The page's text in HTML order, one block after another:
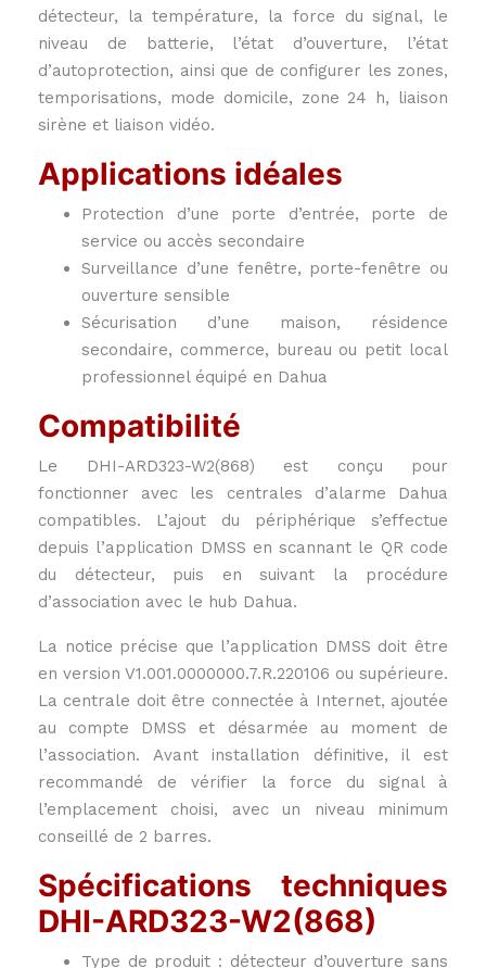
détecteur, la température, la force du signal, le
niveau de batterie, l’état d’ouverture, l’état
d’autoprotection, ainsi que de configurer les zones,
temporisations, mode domicile, zone 24 h, liaison
sirène et liaison vidéo.
Applications idéales
Protection d’une porte d’entrée, porte de
service ou accès secondaire
Surveillance d’une fenêtre, porte-fenêtre ou
ouverture sensible
Sécurisation d’une maison, résidence
secondaire, commerce, bureau ou petit local
professionnel équipé en Dahua
Compatibilité
Le DHI-ARD323-W2(868) est conçu pour
fonctionner avec les centrales d’alarme Dahua
compatibles. L’ajout du périphérique s’effectue
depuis l’application DMSS en scannant le QR code
du détecteur, puis en suivant la procédure
d’association avec le hub Dahua.
La notice précise que l’application DMSS doit être
en version V1.001.0000000.7.R.220106 ou supérieure.
La centrale doit être connectée à Internet, ajoutée
au compte DMSS et désarmée au moment de
l’association. Avant installation définitive, il est
recommandé de vérifier la force du signal à
l’emplacement choisi, avec un niveau minimum
conseillé de 2 barres.
Spécifications techniques
DHI-ARD323-W2(868)
Type de produit : détecteur d’ouverture sans